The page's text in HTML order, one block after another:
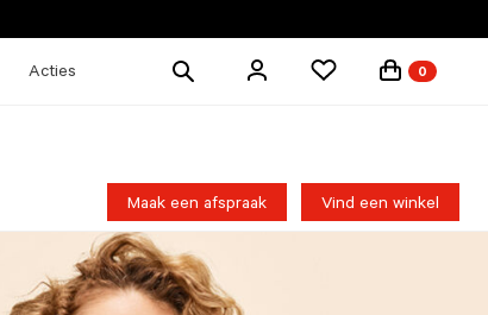
Acties
Zoek
0
Maak een afspraak Vind een winkel